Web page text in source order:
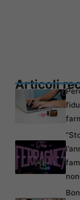
Articoli